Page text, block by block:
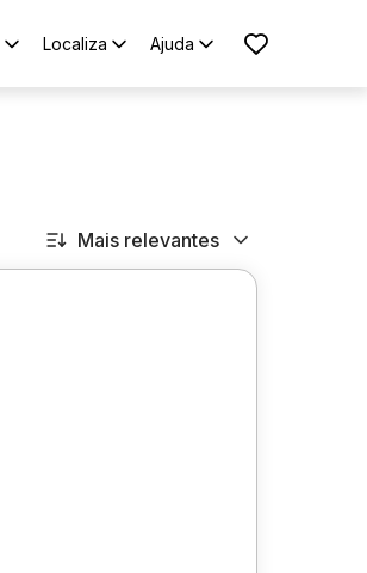
Localiza Ajuda
Mais relevantes